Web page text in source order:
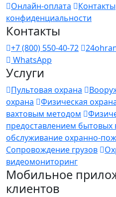
Онлайн-оплата
Контакты
конфиденциальности
Контакты
+7 (800) 550-40-72
WhatsApp
Услуги
Пультовая охрана
охрана
Физическая
вахтовым методом
предоставлением бытовых
обслуживание охранно-
Сопровождение грузов
видеомониторинг
Мобильное
клиентов